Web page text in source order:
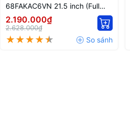
68FAKAC6VN 21.5 inch (Full
HD/ IPS/ 100Hz/ 4ms (Extreme
Mode), 6ms (Normal Mode))
2.190.000₫
2.628.000₫